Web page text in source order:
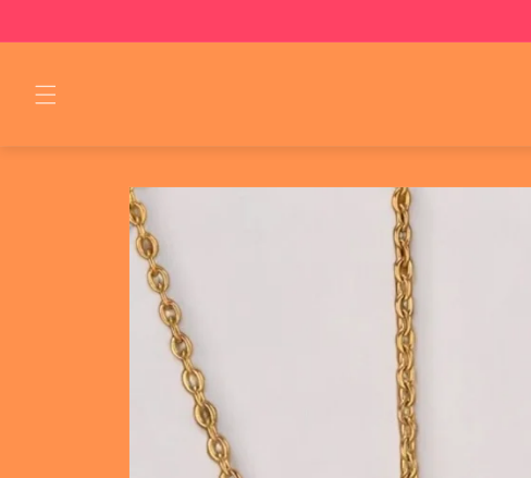
Skip to
product
information